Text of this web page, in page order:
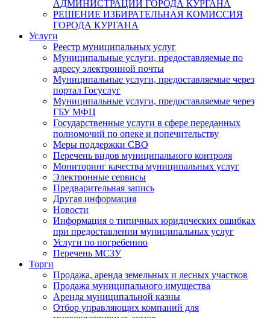
АДМИНИСТРАЦИИ ГОРОДА КУРГАНА
РЕШЕНИЕ ИЗБИРАТЕЛЬНАЯ КОМИССИЯ
ГОРОДА КУРГАНА
Услуги
Реестр муниципальных услуг
Муниципальные услуги, предоставляемые по
адресу электронной почты
Муниципальные услуги, предоставляемые через
портал Госуслуг
Муниципальные услуги, предоставляемые через
ГБУ МФЦ
Государственные услуги в сфере переданных
полномочий по опеке и попечительству
Меры поддержки СВО
Перечень видов муниципального контроля
Мониторинг качества муниципальных услуг
Электронные сервисы
Предварительная запись
Другая информация
Новости
Информация о типичных юридических ошибках
при предоставлении муниципальных услуг
Услуги по погребению
Перечень МСЗУ
Торги
Продажа, аренда земельных и лесных участков
Продажа муниципального имущества
Аренда муниципальной казны
Отбор управляющих компаний для